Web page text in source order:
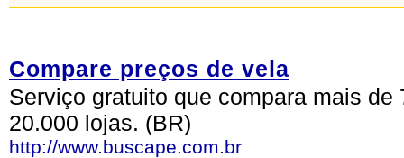
Compare preços de vela
Serviço gratuito que compara mais
20.000 lojas. (BR)
http://www.buscape.com.br